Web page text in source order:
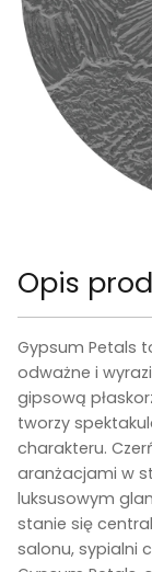
Opis
Gypsum Petals
odważne i
gipsową
tworzy
charakteru.
aranżacjami w
luksusowym
stanie się
salonu, sypialni